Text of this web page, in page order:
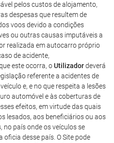
pelos custos de alojamento,
despesas que resultem de
voos devido a condições
ou outras causas imputáveis a
realizada em autocarro próprio
de acidente,
este ocorra, oUtilizadordeverá
referente a acidentes de
e, e no que respeita a lesões
automóvel e às coberturas de
efeitos, em virtude das quais
lesados, aos beneficiários ou aos
no país onde os veículos se
desse país. O Site pode